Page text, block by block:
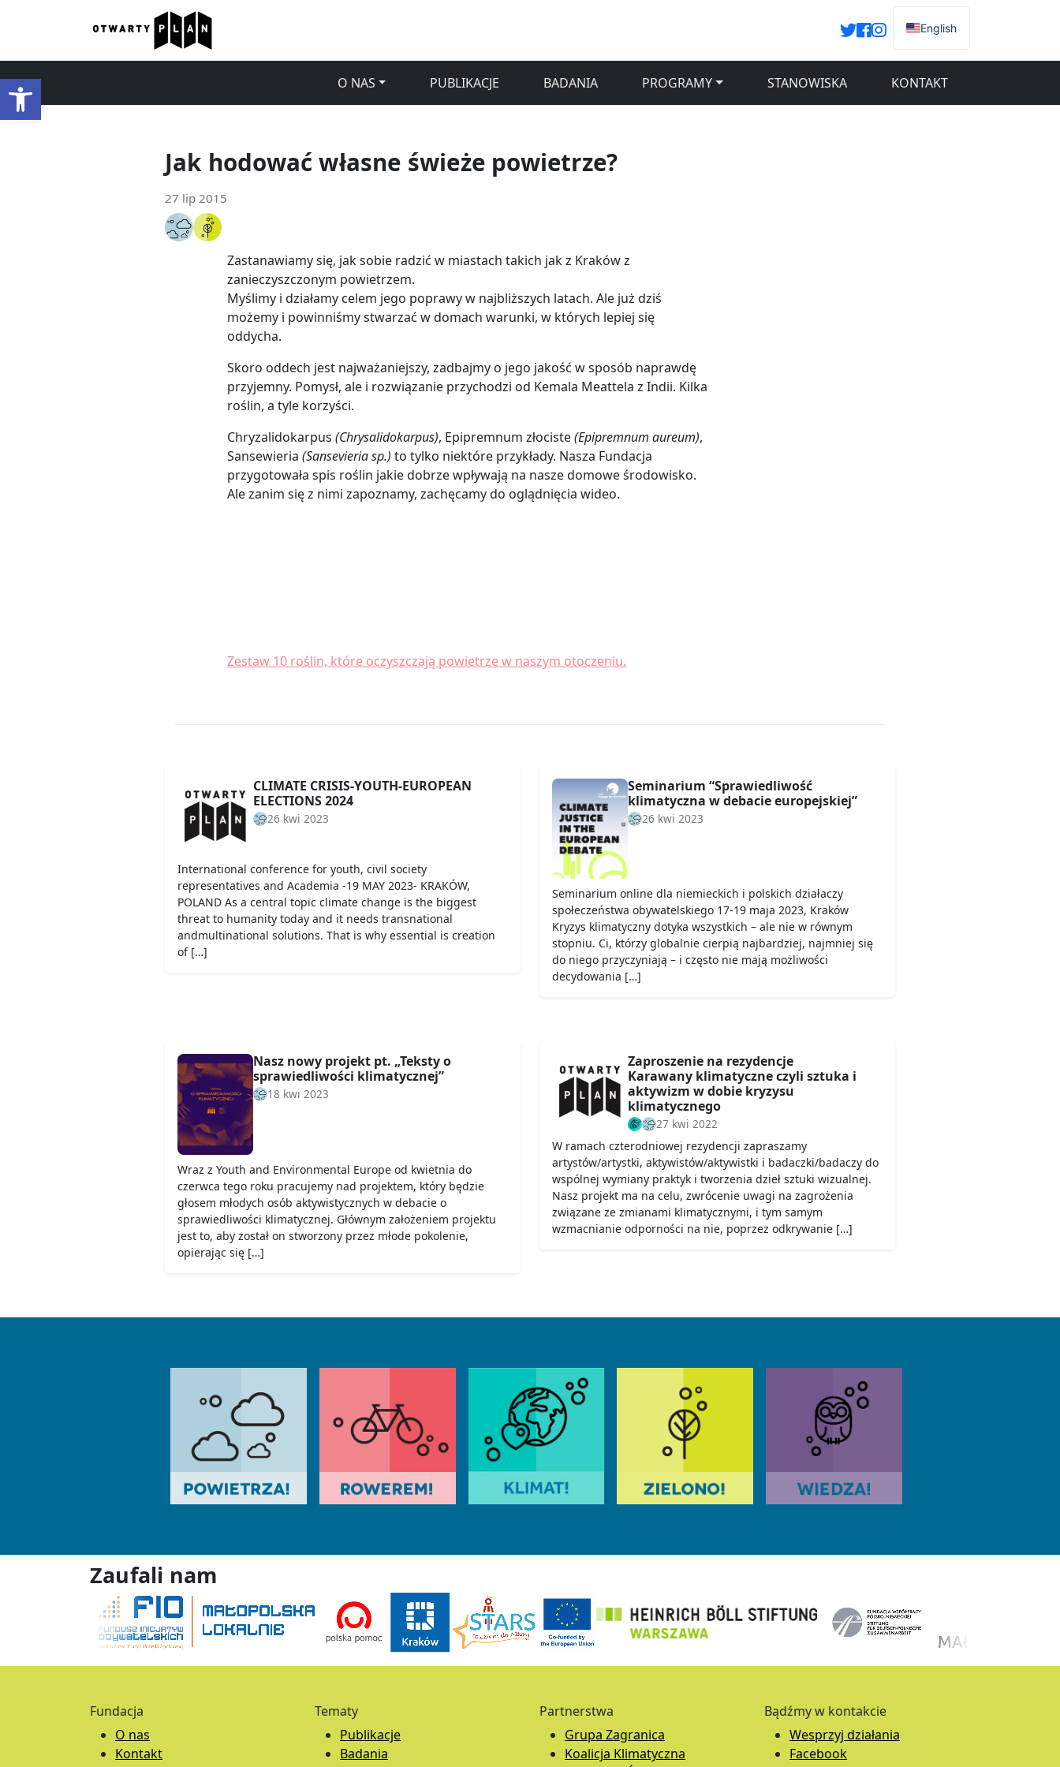
Otwórz pasek narzędzi
English
O NAS PUBLIKACJE BADANIA PROGRAMY STANOWISKA KONTAKT
Jak hodować własne świeże powietrze?
27 lip 2015
Zastanawiamy się, jak sobie radzić w miastach takich jak z Kraków z
zanieczyszczonym powietrzem.
Myślimy i działamy celem jego poprawy w najbliższych latach. Ale już dziś
możemy i powinniśmy stwarzać w domach warunki, w których lepiej się
oddycha.
Skoro oddech jest najważaniejszy, zadbajmy o jego jakość w sposób naprawdę
przyjemny. Pomysł, ale i rozwiązanie przychodzi od Kemala Meattela z Indii. Kilka
roślin, a tyle korzyści.
Chryzalidokarpus(Chrysalidokarpus), Epipremnum złociste(Epipremnum aureum),
Sansewieria(Sansevieria sp.) to tylko niektóre przykłady. Nasza Fundacja
przygotowała spis roślin jakie dobrze wpływają na nasze domowe środowisko.
Ale zanim się z nimi zapoznamy, zachęcamy do oglądnięcia wideo.
Zestaw 10 roślin, które oczyszczają powietrze w naszym otoczeniu.
CLIMATE CRISIS-YOUTH-EUROPEAN
ELECTIONS 2024
26 kwi 2023
International conference for youth, civil society
representatives and Academia -19 MAY 2023- KRAKÓW,
POLAND As a central topic climate change is the biggest
threat to humanity today and it needs transnational
andmultinational solutions. That is why essential is creation
of […]
Seminarium “Sprawiedliwość
klimatyczna w debacie europejskiej”
26 kwi 2023
Seminarium online dla niemieckich i polskich działaczy
społeczeństwa obywatelskiego 17-19 maja 2023, Kraków
Kryzys klimatyczny dotyka wszystkich – ale nie w równym
stopniu. Ci, którzy globalnie cierpią najbardziej, najmniej się
do niego przyczyniają – i często nie mają możliwości
decydowania […]
Nasz nowy projekt pt. „Teksty o
sprawiedliwości klimatycznej”
18 kwi 2023
Wraz z Youth and Environmental Europe od kwietnia do
czerwca tego roku pracujemy nad projektem, który będzie
głosem młodych osób aktywistycznych w debacie o
sprawiedliwości klimatycznej. Głównym założeniem projektu
jest to, aby został on stworzony przez młode pokolenie,
opierając się […]
Zaproszenie na rezydencje
Karawany klimatyczne czyli sztuka i
aktywizm w dobie kryzysu
klimatycznego
27 kwi 2022
W ramach czterodniowej rezydencji zapraszamy
artystów/artystki, aktywistów/aktywistki i badaczki/badaczy do
wspólnej wymiany praktyk i tworzenia dzieł sztuki wizualnej.
Nasz projekt ma na celu, zwrócenie uwagi na zagrożenia
związane ze zmianami klimatycznymi, i tym samym
wzmacnianie odporności na nie, poprzez odkrywanie […]
Zaufali nam
Fundacja
O nas
Kontakt
Tematy
Publikacje
Badania
Partnerstwa
Grupa Zagranica
Koalicja Klimatyczna
Bądźmy w kontakcie
Wesprzyj działania
Facebook